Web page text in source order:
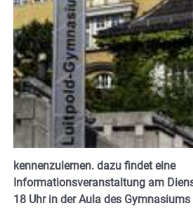
kennenzulernen. dazu findet eine
Informationsveranstaltung am
18 Uhr in der Aula des